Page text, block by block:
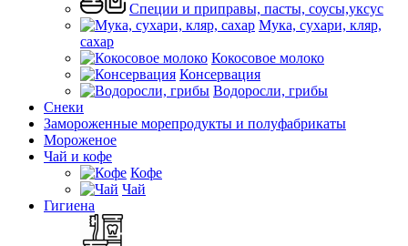
Специи и приправы, пасты, соусы,уксус
Мука, сухари, кляр,
сахар
Кокосовое молоко
Консервация
Водоросли, грибы
Снеки
Замороженные морепродукты и полуфабрикаты
Мороженое
Чай и кофе
Кофе
Чай
Гигиена